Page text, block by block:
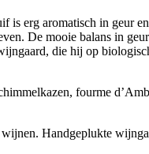
erg aromatisch in geur
De mooie balans in
die hij op
fourme
Handgeplukte